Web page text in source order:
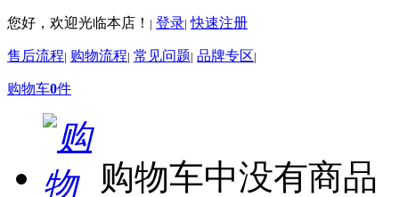
您好，欢迎光临本店！ | 登录| 快速注册
售后流程| 购物流程| 常见问题| 品牌专区|
购物车0件
购物车中没有商品